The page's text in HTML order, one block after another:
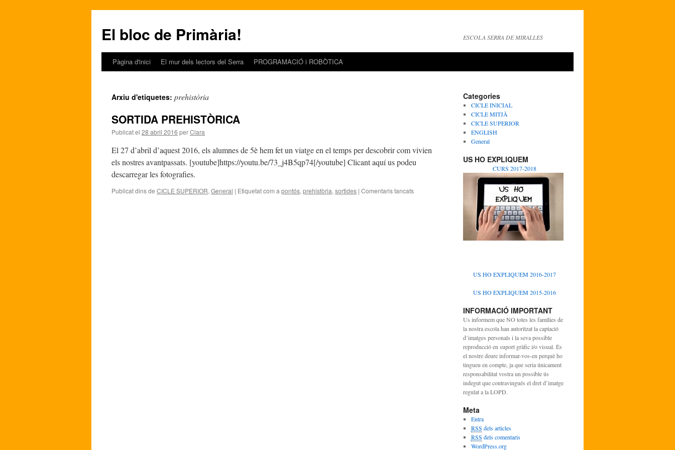
El bloc de Primària! ESCOLA SERRA DE MIRALLES
Vés
contingut
Pàgina d'inici El mur dels lectors del Serra PROGRAMACIÓ i ROBÒTICA
Arxiu d'etiquetes: prehistòria
SORTIDA PREHISTÒRICA
Publicat el 28 abril 2016 perClara
El 27 d’abril d’aquest 2016, els alumnes de 5è hem fet un viatge en el temps per descobrir com vivien
els nostres avantpassats. [youtube]https://youtu.be/73_j4B5qp74[/youtube] Clicant aquí us podeu
descarregar les fotografies.
Publicat dins de CICLE SUPERIOR, General | Etiquetat com a pontós, prehistòria, sortides | Comentaris tancats
Categories
CICLE INICIAL
CICLE MITJÀ
CICLE SUPERIOR
ENGLISH
General
US HO EXPLIQUEM
CURS 2017-2018
US HO EXPLIQUEM 2016-2017
US HO EXPLIQUEM 2015-2016
INFORMACIÓ IMPORTANT
Us informem que NO totes les famílies de
la nostra escola han autoritzat la captació
d’imatges personals i la seva possible
reproducció en suport gràfic i/o visual. És
el nostre deure informar-vos-en perquè ho
tingueu en compte, ja que seria únicament
responsabilitat vostra un possible ús
indegut que contravingués el dret d’imatge
regulat a la LOPD.
Meta
Entra
RSS dels articles
RSS dels comentaris
WordPress.org